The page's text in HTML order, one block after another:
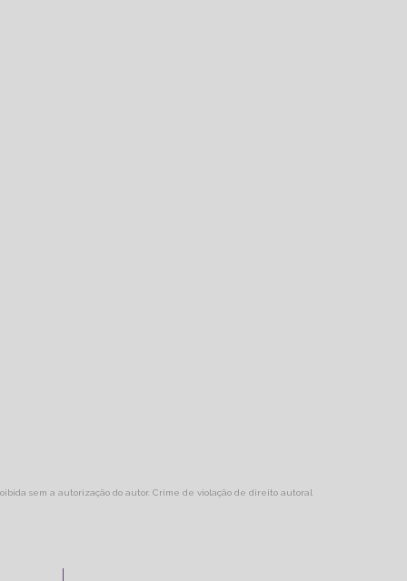
sem a autorização do autor. Crime de violação de direito autoral